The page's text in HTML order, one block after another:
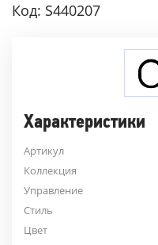
Код: S440207
Характеристики
Артикул
Коллекция
Управление
Стиль
Цвет